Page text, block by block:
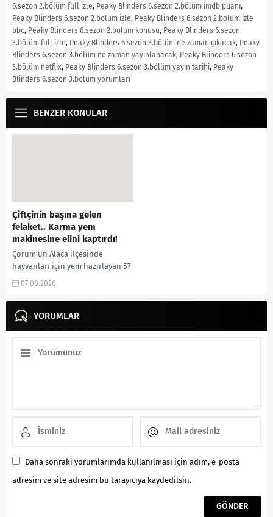
6.sezon 2.bölüm full izle, Peaky Blinders 6.sezon 2.bölüm imdb puanı,
Peaky Blinders 6.sezon 2.bölüm izle, Peaky Blinders 6.sezon 2.bölüm izle
bbc, Peaky Blinders 6.sezon 2.bölüm konusu, Peaky Blinders 6.sezon
3.bölüm full izle, Peaky Blinders 6.sezon 3.bölüm ne zaman çıkacak, Peaky
Blinders 6.sezon 3.bölüm ne zaman yayınlanacak, Peaky Blinders 6.sezon
3.bölüm netflix, Peaky Blinders 6.sezon 3.bölüm yayın tarihi, Peaky
Blinders 6.sezon 3.bölüm yorumları
BENZER KONULAR
Çiftçinin başına gelen
felaket.. Karma yem
makinesine elini kaptırdı!
Çorum’un Alaca ilçesinde
hayvanları için yem hazırlayan 57
yaşındaki çiftçi, elini yem karma
ağır yaralandı. Olay, Alaca...
07.08.2026
YORUMLAR
Daha sonraki yorumlarımda kullanılması için adım, e-posta
adresim ve site adresim bu tarayıcıya kaydedilsin.